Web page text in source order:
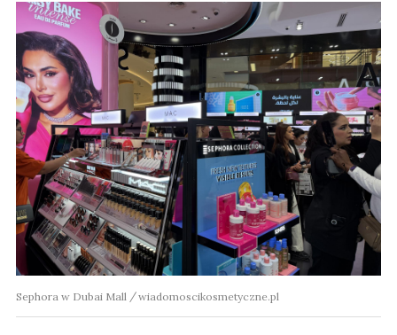
Sephora w Dubai Mall wiadomoscikosmetyczne.pl